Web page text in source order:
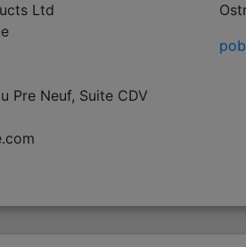
Ltd
Pre Neuf, Suite CDV